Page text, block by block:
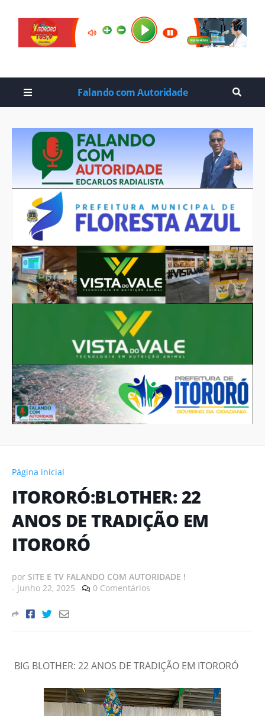
Falando com Autoridade
Página inicial
ITORORÓ:BLOTHER: 22
ANOS DE TRADIÇÃO EM
ITORORÓ
por SITE E TV FALANDO COM AUTORIDADE !
- junho 22, 2025 0 Comentários
BIG BLOTHER: 22 ANOS DE TRADIÇÃO EM ITORORÓ